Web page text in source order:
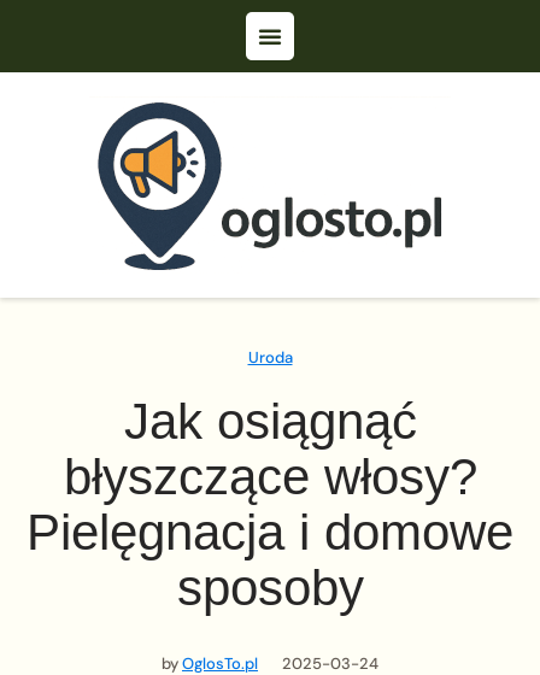
Uroda
Jak osiągnąć
błyszczące włosy?
Pielęgnacja i domowe
sposoby
byOglosTo.pl 2025-03-24